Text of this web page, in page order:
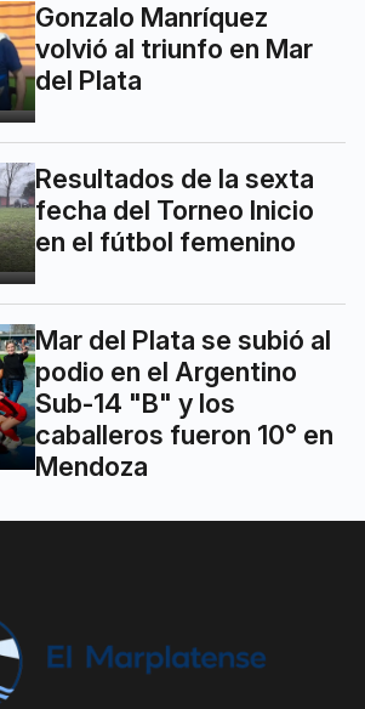
Gonzalo Manríquez
volvió al triunfo en Mar
del Plata
Resultados de la sexta
fecha del Torneo Inicio
en el fútbol femenino
Mar del Plata se subió al
podio en el Argentino
Sub-14 "B" y los
caballeros fueron 10° en
Mendoza